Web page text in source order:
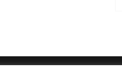
Johan Jongkindstraat 2-K |